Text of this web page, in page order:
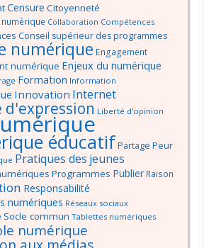
Censure Citoyenneté
Collaboration Compétences
Conseil supérieur des programmes
numérique Engagement
numérique Enjeux du numérique
Formation Information
Innovation Internet
d'expression Liberté d'opinion
éducatifPartage Peur
Pratiques des jeunes
Programmes Publier Raison
Responsabilité
numériques Réseaux sociaux
Socle commun Tablettes numériques
numérique